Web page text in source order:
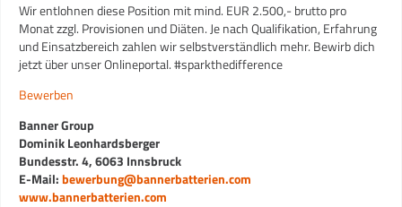
Wir entlohnen diese Position mit mind. EUR 2.500,- brutto pro
Monat zzgl. Provisionen und Diäten. Je nach Qualifikation, Erfahrung
und Einsatzbereich zahlen wir selbstverständlich mehr. Bewirb dich
jetzt über unser Onlineportal. #sparkthedifference
Bewerben
Banner Group
Dominik Leonhardsberger
Bundesstr. 4, 6063 Innsbruck
E-Mail:bewerbung@bannerbatterien.com
www.bannerbatterien.com